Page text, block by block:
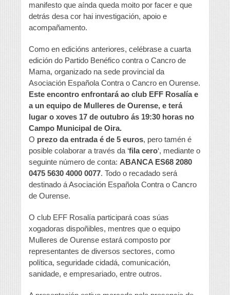
manifesto que aínda queda moito por facer e que
detrás desa cor hai investigación, apoio e
acompañamento.
Como en edicións anteriores, celébrase a cuarta
edición do Partido Benéfico contra o Cancro de
Mama, organizado na sede provincial da
Asociación Española Contra o Cancro en Ourense.
Este encontro enfrontará ao club EFF Rosalía e
a un equipo de Mulleres de Ourense, e terá
lugar o xoves 17 de outubro ás 19:30 horas no
Campo Municipal de Oira.
O prezo da entrada é de 5 euros, pero tamén é
posible colaborar a través da ‘fila cero‘, mediante o
seguinte número de conta: ABANCA ES68 2080
0475 5630 4000 0077. Todo o recadado será
destinado á Asociación Española Contra o Cancro
de Ourense.
O club EFF Rosalía participará coas súas
xogadoras dispoñibles, mentres que o equipo
Mulleres de Ourense estará composto por
representantes de diversos sectores, como
política, seguridade cidadá, comunicación,
sanidade, e empresariado, entre outros.